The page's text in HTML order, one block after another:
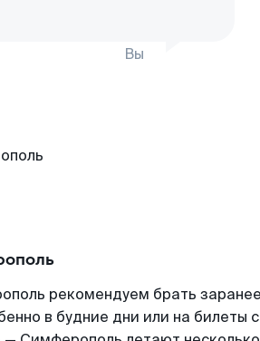
Вы
рекомендуем брать
в будние дни или на билеты с